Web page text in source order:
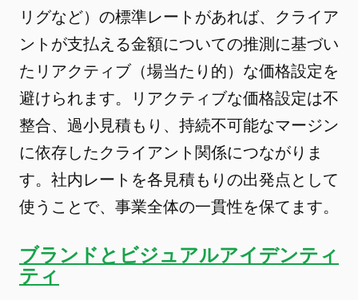
リグなど）の標準レートがあれば、クライア
ントが支払える金額についての推測に基づい
たリアクティブ（場当たり的）な価格設定を
避けられます。リアクティブな価格設定は不
整合、過小見積もり、持続不可能なマージン
に依存したクライアント関係につながりま
す。社内レートを各見積もりの出発点として
使うことで、事業全体の一貫性を保てます。
ブランドとビジュアルアイデンティ
ティ